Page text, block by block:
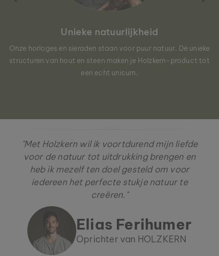
Unieke natuurlijkheid
Onze horloges en sieraden staan voor puur natuur. De unieke
structuren van hout en steen maken je Holzkern-product tot
een echt unicum.
"Met Holzkern wil ik voortdurend mijn liefde
voor de natuur tot uitdrukking brengen en
heb ik mezelf ten doel gesteld om voor
iedereen het perfecte stukje natuur te
creëren."
Elias Ferihumer
Oprichter van HOLZKERN